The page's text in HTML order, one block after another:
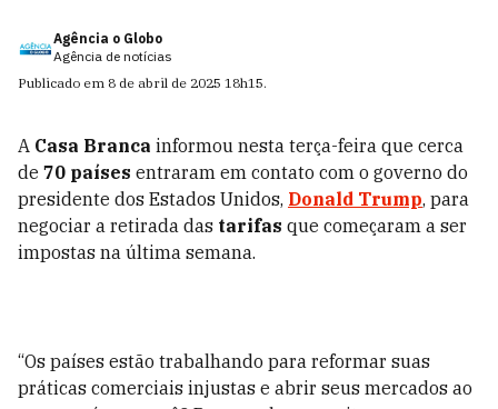
Agência o Globo
Agência de notícias
Publicado em 8 de abril de 2025 18h15.
A Casa Branca informou nesta terça-feira que cerca
de 70 países entraram em contato com o governo do
presidente dos Estados Unidos, Donald Trump, para
negociar a retirada das tarifas que começaram a ser
impostas na última semana.
“Os países estão trabalhando para reformar suas
práticas comerciais injustas e abrir seus mercados ao